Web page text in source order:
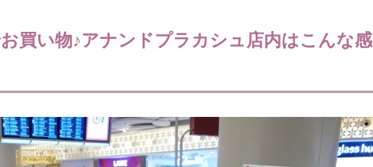
買い物♪アナンドプラカシュ店内はこんな感